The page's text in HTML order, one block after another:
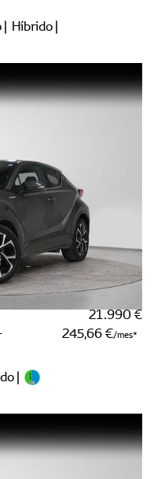
Híbrido |
21.990 €
245,66 €/mes
|